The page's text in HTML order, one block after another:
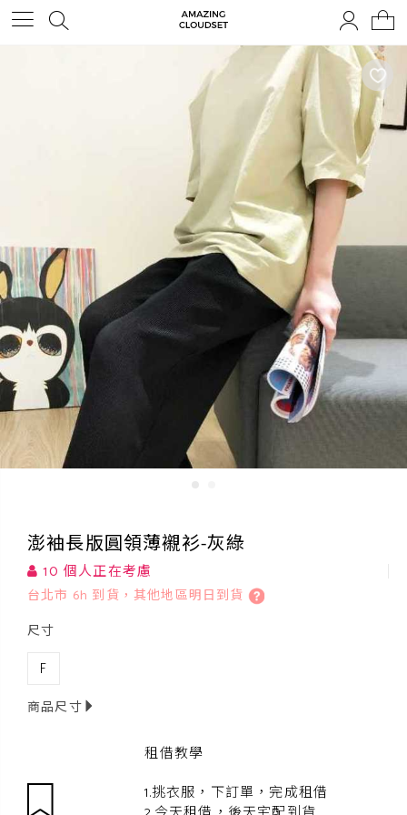
澎袖長版圓領薄襯衫-灰綠
10 個人正在考慮
台北市 6h 到貨，其他地區明日到貨
尺寸
F
商品尺寸
租借教學
1.挑衣服，下訂單，完成租借